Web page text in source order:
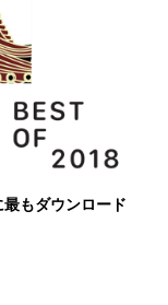
もダウンロード